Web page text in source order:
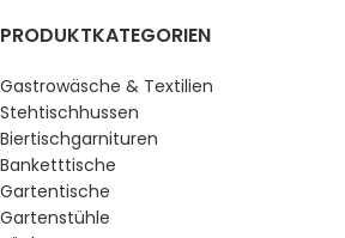
PRODUKTKATEGORIEN
Gastrowäsche & Textilien
Stehtischhussen
Biertischgarnituren
Banketttische
Gartentische
Gartenstühle